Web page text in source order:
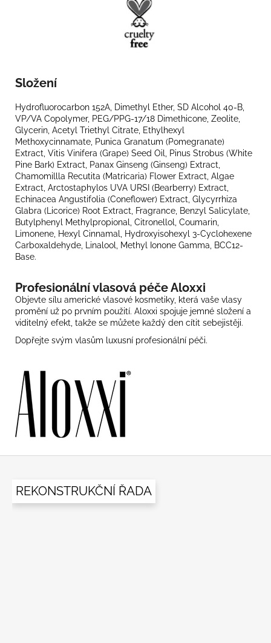
Složení
Hydrofluorocarbon 152A, Dimethyl Ether, SD Alcohol 40-B,
VP/VA Copolymer, PEG/PPG-17/18 Dimethicone, Zeolite,
Glycerin, Acetyl Triethyl Citrate, Ethylhexyl
Methoxycinnamate, Punica Granatum (Pomegranate)
Extract, Vitis Vinifera (Grape) Seed Oil, Pinus Strobus (White
Pine Bark) Extract, Panax Ginseng (Ginseng) Extract,
Chamomillla Recutita (Matricaria) Flower Extract, Algae
Extract, Arctostaphylos UVA URSI (Bearberry) Extract,
Echinacea Angustifolia (Coneflower) Extract, Glycyrrhiza
Glabra (Licorice) Root Extract, Fragrance, Benzyl Salicylate,
Butylphenyl Methylpropional, Citronellol, Coumarin,
Limonene, Hexyl Cinnamal, Hydroxyisohexyl 3-Cyclohexene
Carboxaldehyde, Linalool, Methyl Ionone Gamma, BCC12-
Base.
Profesionální vlasová péče Aloxxi
Objevte sílu americké vlasové kosmetiky, která vaše vlasy
promění už po prvním použití. Aloxxi spojuje jemné složení a
viditelný efekt, takže se můžete každý den cítit sebejistěji.
Dopřejte svým vlasům luxusní profesionální péči.
REKONSTRUKČNÍ ŘADA